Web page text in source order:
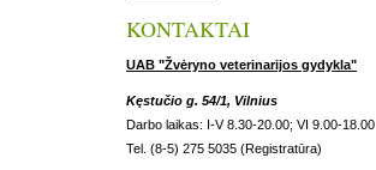
KONTAKTAI
UAB "Žvėryno veterinarijos gydykla"
Kęstučio g. 54/1, Vilnius
Darbo laikas: I-V 8.30-20.00; VI 9.00-18.00
Tel. (8-5) 275 5035 (Registratūra)